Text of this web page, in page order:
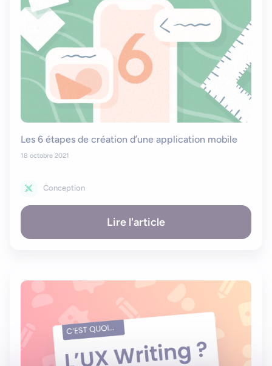
Les 6 étapes de création d’une application mobile
18 octobre 2021
Conception
Lire l'article